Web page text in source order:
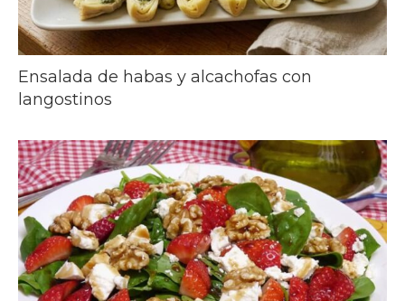
Ensalada de habas y alcachofas con
langostinos